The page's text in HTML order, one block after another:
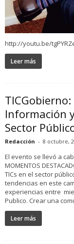
http://youtu.be/
Leer más
Información
Sector
Redacción - 8 octubre,
El evento se llevó a
MOMENTOS
TICs en el sector
tendencias en este
experiencias entre
Publico. Crear una
Leer más